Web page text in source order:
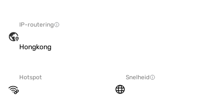
IP-routering
Hongkong
Hotspot Snelheid